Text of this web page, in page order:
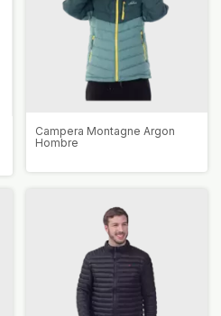
Campera Montagne Argon
Hombre